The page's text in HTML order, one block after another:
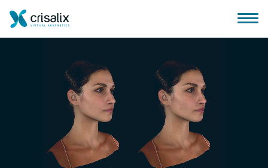
Главная хирурга
Бизнес Платформа